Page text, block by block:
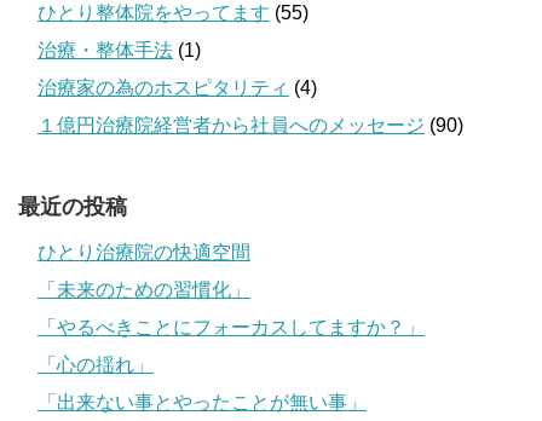
ひとり整体院をやってます (55)
治療・整体手法 (1)
治療家の為のホスピタリティ (4)
１億円治療院経営者から社員へのメッセージ (90)
最近の投稿
ひとり治療院の快適空間
「未来のための習慣化」
「やるべきことにフォーカスしてますか？」
「心の揺れ」
「出来ない事とやったことが無い事」